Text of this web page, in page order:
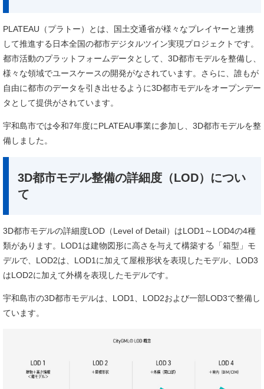
​PLATEAU（プラトー）とは、国土交通省が様々なプレイヤーと連携
して推進する日本全国の都市デジタルツイン実現プロジェクトです。
都市活動のプラットフォームデータとして、3D都市モデルを整備し、
様々な領域でユースケースの開発がなされています。さらに、誰もが
自由に都市のデータを引き出せるように3D都市モデルをオープンデー
タとして提供がされています。​
宇和島市では令和7年度にPLATEAU事業に参加し、3D都市モデルを整
備しました。
3D都市モデル整備の詳細度（LOD）につい
て
3D都市モデルの詳細度LOD（Level of Detail）はLOD1～LOD4の4種
類があります。LOD1は建物図形に高さを与えて構築する「箱型」モ
デルで、LOD2は、LOD1に加えて屋根形状を表現したモデル、LOD3
はLOD2に加えて外構を表現したモデルです。
宇和島市の3D都市モデルは、LOD1、LOD2および一部LOD3で整備し
ています。